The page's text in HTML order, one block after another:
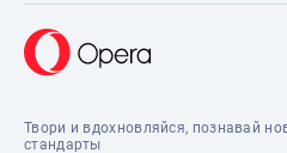
Твори и вдохновляйся, познавай
стандарты